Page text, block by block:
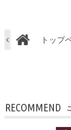
トップ
RECOMMEND